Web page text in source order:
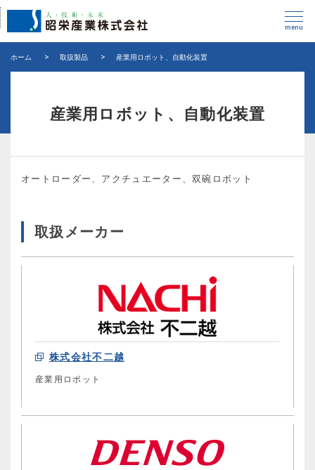
menu
ホーム > 取扱製品 > 産業用ロボット、自動化装置
産業用ロボット、自動化装置
オートローダー、アクチュエーター、双碗ロボット
取扱メーカー
株式会社不二越
産業用ロボット